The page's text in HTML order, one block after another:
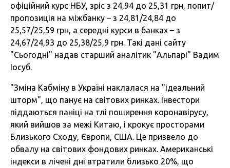
офіційний курс НБУ, зріс з 24,94 до 25,31 грн, попит/
пропозиція на міжбанку – з 24,81/24,84 до
25,57/25,59 грн, а середні курси в банках – з
24,67/24,93 до 25,38/25,9 грн. Такі дані сайту
"Сьогодні" надав старший аналітик "Альпарі" Вадим
Іосуб.
"Зміна Кабміну в Україні наклалася на "ідеальний
шторм", що панує на світових ринках. Інвестори
піддаються паніці на тлі поширення коронавірусу,
який вийшов за межі Китаю, і крокує просторами
Близького Сходу, Європи, США. Це призвело до
обвалу на світових фондових ринках. Американські
індекси в лічені дні втратили близько 20%, що